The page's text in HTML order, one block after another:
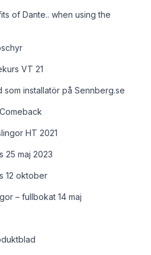
of Dante.. when using the
VT 21
som installatör på Sennberg.se
HT 2021
25 maj 2023
12 oktober
– fullbokat 14 maj